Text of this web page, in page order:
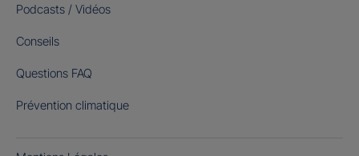
Podcasts / Vidéos
Conseils
Questions FAQ
Prévention climatique